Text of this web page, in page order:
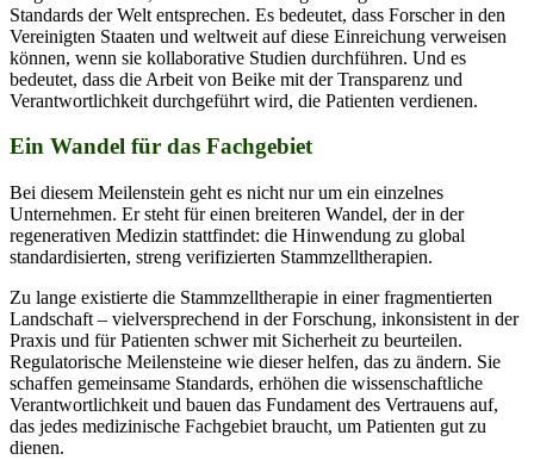
Standards der Welt entsprechen. Es bedeutet, dass Forscher in den
Vereinigten Staaten und weltweit auf diese Einreichung verweisen
können, wenn sie kollaborative Studien durchführen. Und es
bedeutet, dass die Arbeit von Beike mit der Transparenz und
Verantwortlichkeit durchgeführt wird, die Patienten verdienen.
Ein Wandel für das Fachgebiet
Bei diesem Meilenstein geht es nicht nur um ein einzelnes
Unternehmen. Er steht für einen breiteren Wandel, der in der
regenerativen Medizin stattfindet: die Hinwendung zu global
standardisierten, streng verifizierten Stammzelltherapien.
Zu lange existierte die Stammzelltherapie in einer fragmentierten
Landschaft – vielversprechend in der Forschung, inkonsistent in der
Praxis und für Patienten schwer mit Sicherheit zu beurteilen.
Regulatorische Meilensteine wie dieser helfen, das zu ändern. Sie
schaffen gemeinsame Standards, erhöhen die wissenschaftliche
Verantwortlichkeit und bauen das Fundament des Vertrauens auf,
das jedes medizinische Fachgebiet braucht, um Patienten gut zu
dienen.